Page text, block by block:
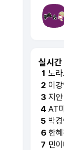
실시간
1 노
2 이
3 지
4 AT
5 박
6 한
7 민